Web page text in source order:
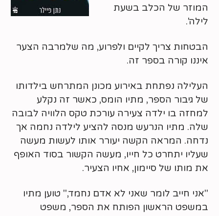
המוזר של הכלב בשעת
לילה'.
הבטחות צריך לקיים ולפרוע, מה שלמרבה הצער
איננו קורה בספר זה.
העלילה נפתחת באירוע מכונן המתרחש בילדותו
של גיבור הספר, מתיו הומס, כאשר זה נקלע
למחזה בו ילדה צעירה עורכת טקס הלוויה לבובה
שלה. מתיו הנרעש מנסה להציע לילדה נחמה אך
נדחה. המראה הקשה יעורר אותו לעשות מעשה
שעליו יתחרט כל חייו, מעשה הקשור בסוד האופף
את מותו של סיימון, אחיו הצעיר.
"אני חייב לומר שאני לא אדם נחמד," טוען מתיו
במשפט הראשון הפותח את הספר, משפט